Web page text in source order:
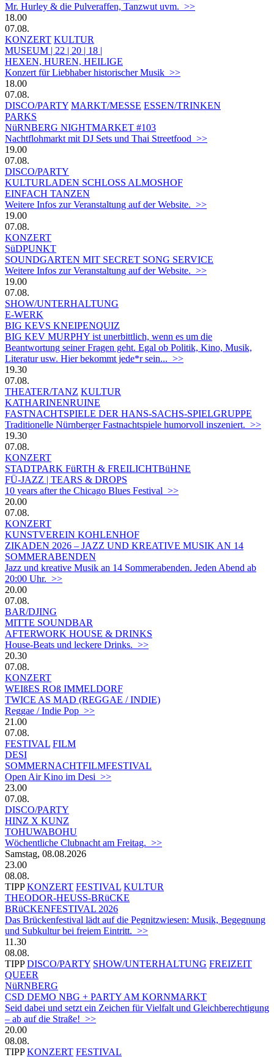
Mr. Hurley & die Pulveraffen, Tanzwut uvm. >>
18.00
07.08.
KONZERT KULTUR
MUSEUM | 22 | 20 | 18 |
HEXEN, HUREN, HEILIGE
Konzert für Liebhaber historischer Musik >>
18.00
07.08.
DISCO/PARTY MARKT/MESSE ESSEN/TRINKEN
PARKS
NüRNBERG NIGHTMARKET #103
Nachtflohmarkt mit DJ Sets und Thai Streetfood >>
19.00
07.08.
DISCO/PARTY
KULTURLADEN SCHLOSS ALMOSHOF
EINFACH TANZEN
Weitere Infos zur Veranstaltung auf der Website. >>
19.00
07.08.
KONZERT
SüDPUNKT
SOUNDGARTEN MIT SECRET SONG SERVICE
Weitere Infos zur Veranstaltung auf der Website. >>
19.00
07.08.
SHOW/UNTERHALTUNG
E-WERK
BIG KEVS KNEIPENQUIZ
BIG KEV MURPHY ist unerbittlich, wenn es um die
Beantwortung seiner Fragen geht. Egal ob Politik, Kino, Musik,
Literatur usw. Hier bekommt jede*r sein... >>
19.30
07.08.
THEATER/TANZ KULTUR
KATHARINENRUINE
FASTNACHTSPIELE DER HANS-SACHS-SPIELGRUPPE
Traditionelle Nürnberger Fastnachtspiele humorvoll inszeniert. >>
19.30
07.08.
KONZERT
STADTPARK FüRTH & FREILICHTBüHNE
FÜ-JAZZ | TEARS & DROPS
10 years after the Chicago Blues Festival >>
20.00
07.08.
KONZERT
KUNSTVEREIN KOHLENHOF
ZIKADEN 2026 – JAZZ UND KREATIVE MUSIK AN 14
SOMMERABENDEN
Jazz und kreative Musik an 14 Sommerabenden. Jeden Abend ab
20:00 Uhr. >>
20.00
07.08.
BAR/DJING
MITTE SOUNDBAR
AFTERWORK HOUSE & DRINKS
House-Beats und leckere Drinks. >>
20.30
07.08.
KONZERT
WEIßES ROß IMMELDORF
TWICE AS MAD (REGGAE / INDIE)
Reggae / Indie Pop >>
21.00
07.08.
FESTIVAL FILM
DESI
SOMMERNACHTFILMFESTIVAL
Open Air Kino im Desi >>
23.00
07.08.
DISCO/PARTY
HINZ X KUNZ
TOHUWABOHU
Wöchentliche Clubnacht am Freitag. >>
Samstag, 08.08.2026
23.00
08.08.
TIPP KONZERT FESTIVAL KULTUR
THEODOR-HEUSS-BRüCKE
BRüCKENFESTIVAL 2026
Das Brückenfestival lädt auf die Pegnitzwiesen: Musik, Begegnung
und Subkultur bei freiem Eintritt. >>
11.30
08.08.
TIPP DISCO/PARTY SHOW/UNTERHALTUNG FREIZEIT
QUEER
NüRNBERG
CSD DEMO NBG + PARTY AM KORNMARKT
Seid dabei und setzt ein Zeichen für Vielfalt und Gleichberechtigung
– ab auf die Straße! >>
20.00
08.08.
TIPP KONZERT FESTIVAL